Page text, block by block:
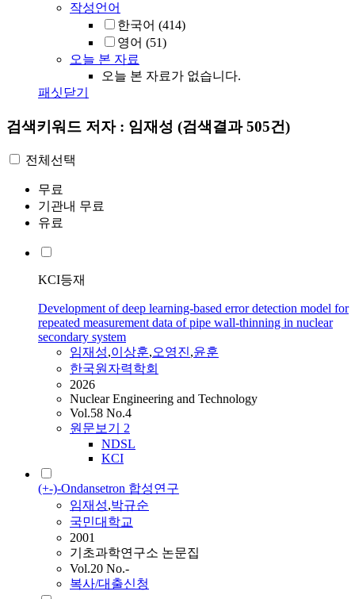
작성언어
한국어 (414)
영어 (51)
오늘 본 자료
오늘 본 자료가 없습니다.
패싯닫기
검색키워드 저자 : 임재성 (검색결과 505건)
전체선택
무료
기관내 무료
유료
KCI등재
Development of deep learning-based error detection model for
repeated measurement data of pipe wall-thinning in nuclear
secondary system
임재성,이상훈,오영진,윤훈
한국원자력학회
2026
Nuclear Engineering and Technology
Vol.58 No.4
원문보기 2
NDSL
KCI
(+-)-Ondansetron 합성연구
임재성,박규순
국민대학교
2001
기초과학연구소 논문집
Vol.20 No.-
복사/대출신청